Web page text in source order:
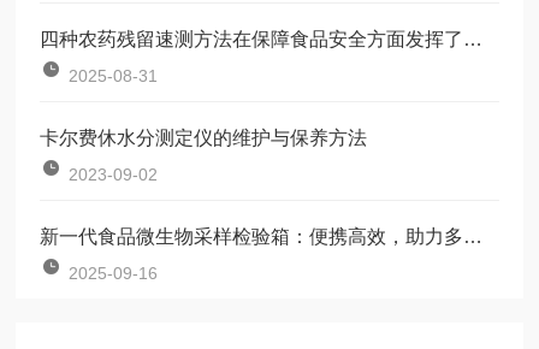
四种农药残留速测方法在保障食品安全方面发挥了关键作用
2025-08-31
卡尔费休水分测定仪的维护与保养方法
2023-09-02
新一代食品微生物采样检验箱：便携高效，助力多场景食品安全检测
2025-09-16